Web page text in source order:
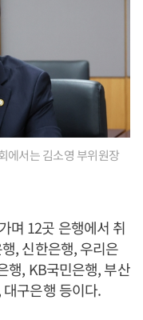
에서는 김소영 부위원장
며 12곳 은행에서 취
, 신한은행, 우리은
행, KB국민은행, 부산
구은행 등이다.